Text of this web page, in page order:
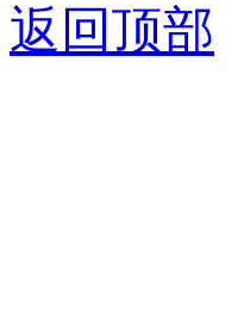
返回顶部